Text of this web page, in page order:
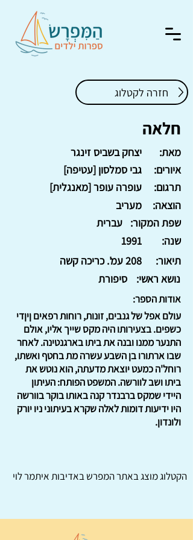
חזרה לקטלוג
חלאה
יצחק בשביס זינגר
מאת:
גבי סמלסון [עטיפה]
איורים:
עופרה עופר [מאנגלית]
תרגום:
מעריב
הוצאה:
עברית
שפת המקור:
1991
שנה:
208 עמ'. כריכה קשה
תיאור:
סיפורת
נושא ראשי:
אודות הספר:
עולם אפל של גנבים, זונות, רוחות רפאים ןיןדי
כשפים. בצעירותו היה מקס שייך אליו, אולם
התנער ממנו ובנה את ביתו בארגנטינה. לאחר
שבו ארתורו בן השבע עשרה מת בחטף ואשתו,
רוחל'ה כמעט יוצאת מדעתה, הוא נוטש את
ביתו ושב לוורשה. המשפט הפותח: העיתון
היידי שמקס ברבנדר קנה באותו בוקר בוורשה
היו ידיעות דומות לאלה שקרא בעיתוני ניו יורק
ולונדון.
הקטלוג מוצג באתרהמפרשבאדיבות איתמר לוי